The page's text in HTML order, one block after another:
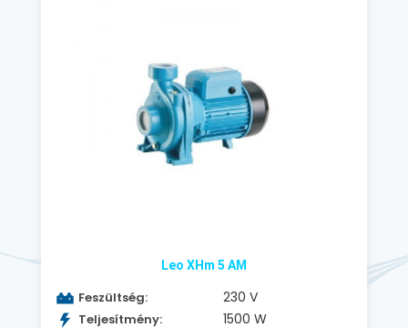
Leo XHm 5 AM
Feszültség: 230 V
Teljesítmény: 1500 W